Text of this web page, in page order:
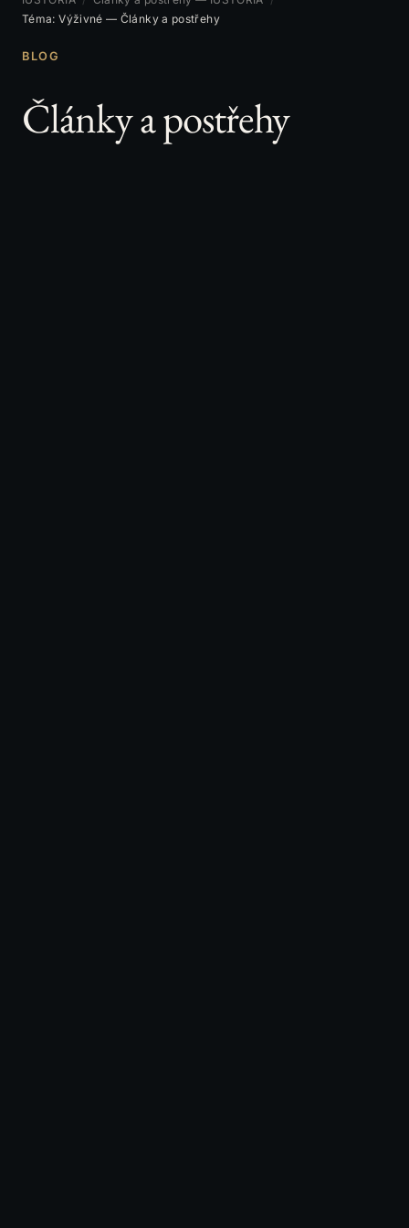
Téma: Výživné — Články a postřehy
BLOG
Články a postřehy